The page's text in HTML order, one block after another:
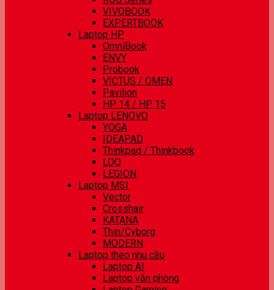
VIVOBOOK
EXPERTBOOK
Laptop HP
OmniBook
ENVY
Probook
VICTUS / OMEN
Pavilion
HP 14 / HP 15
Laptop LENOVO
YOGA
IDEAPAD
Thinkpad / Thinkbook
LOQ
LEGION
Laptop MSI
Vector
Crosshair
KATANA
Thin/Cyborg
MODERN
Laptop theo nhu cầu
Laptop AI
Laptop văn phòng